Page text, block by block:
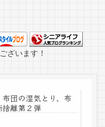
ざいます！
団の湿気とり、布
捨離第２弾